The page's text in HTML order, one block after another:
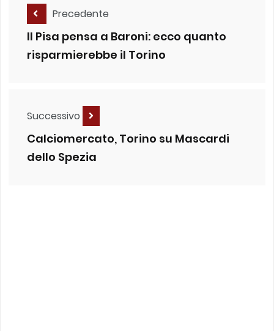
Precedente
Il Pisa pensa a Baroni: ecco quanto
risparmierebbe il Torino
Successivo
Calciomercato, Torino su Mascardi
dello Spezia